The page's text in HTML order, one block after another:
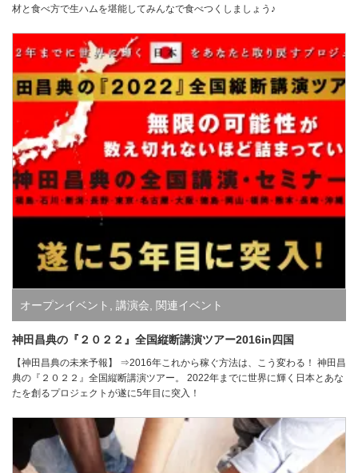
材と食べ方で生ハムを堪能してみんなで食べつくしましょう♪
オープンイベント 講演会 関連イベント
神田昌典の『２０２２』全国縦断講演ツアー2016in四国
【神田昌典の未来予報】 ⇒2016年これから稼ぐ方法は、こう変わる！ 神田昌
典の『２０２２』全国縦断講演ツアー。 2022年までに世界に輝く日本とあな
たを創るプロジェクトが遂に5年目に突入！